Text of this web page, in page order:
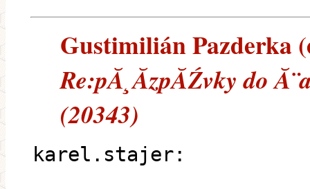
Gustimilián Pazderka
Re:pĂ¸Ă­zpĂŹvky do
(20343)
karel.stajer: